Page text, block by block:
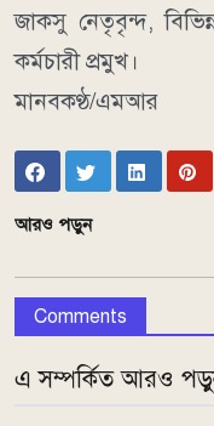
জাকসু নেতৃবৃন্দ,
কর্মচারী প্রমুখ।
মানবকণ্ঠ/এমআর
আরও পড়ুন
Comments
এ সম্পর্কিত আরও